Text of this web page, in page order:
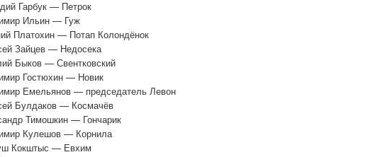
Гарбук — Петрок
Ильин — Гуж
Платохин — Потап Колондёнок
Зайцев — Недосека
Быков — Свентковский
Гостюхин — Новик
Емельянов — председатель Левон
Булдаков — Космачёв
Тимошкин — Гончарик
Кулешов — Корнила
Кокштыс — Евхим